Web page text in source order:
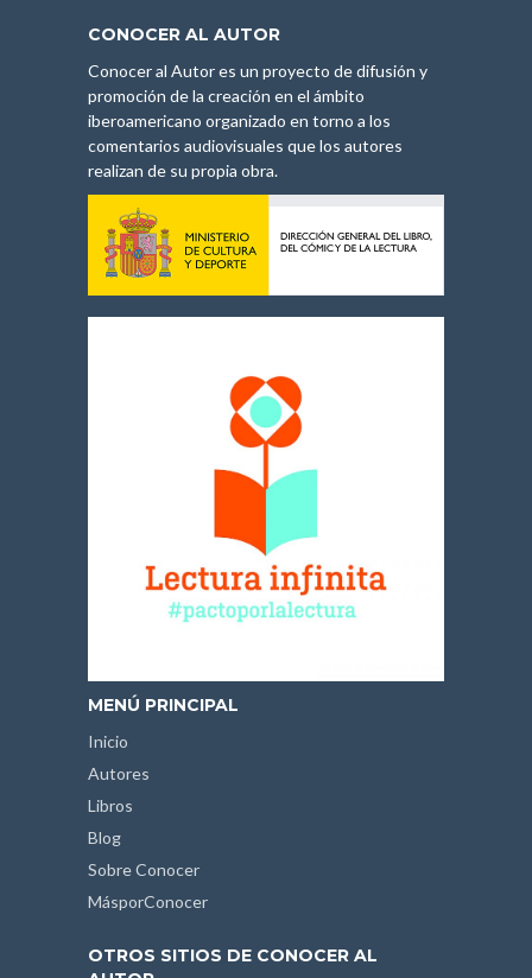
CONOCER AL AUTOR
Conocer al Autor es un proyecto de difusión y
promoción de la creación en el ámbito
iberoamericano organizado en torno a los
comentarios audiovisuales que los autores
realizan de su propia obra.
MENÚ PRINCIPAL
Inicio
Autores
Libros
Blog
Sobre Conocer
MásporConocer
OTROS SITIOS DE CONOCER AL